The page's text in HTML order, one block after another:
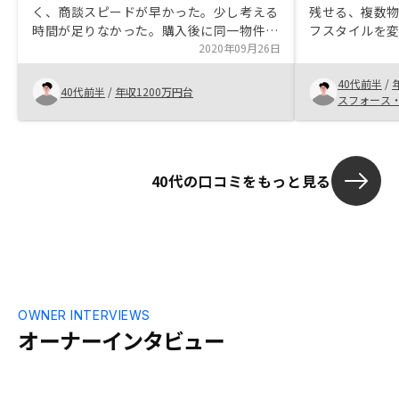
く、商談スピードが早かった。少し考える
時間が足りなかった。購入後に同一物件が
数百万円安く販売されており、数年後に出
口が取れるか心配。シュミレーションの再
販価格の精査が重要。 購入当初は、投資
としての最低条件は月々収支がプラスであ
ることが最低条件と考えていたところもあ
口までのサポートを期待します。 継続保
有が良いのか。損切りしてでも販売した方
が良いのか。繰上げ返済をした方が良いの
2020年09月26日
40代前半 / 年収1200万円台
残せる、複数
フスタイルを
クックさんに
ても心強かっ
げた方が良い
40代前半 /
スフォース
40代の口コミをもっと見る
オーナーインタビュー
OWNER INTERVIEWS